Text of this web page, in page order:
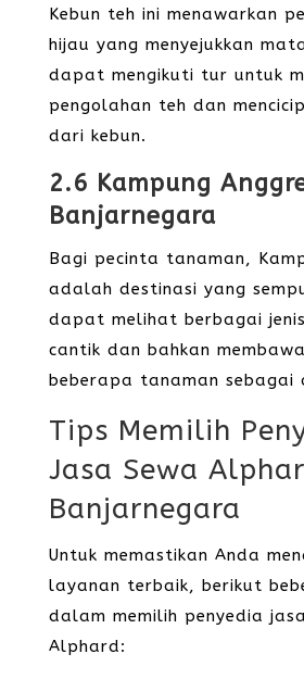
Kebun teh ini menawarkan
hijau yang menyejukkan
dapat mengikuti tur untuk
pengolahan teh dan
dari kebun.
2.6 Kampung
Banjarnegara
Bagi pecinta tanaman,
adalah destinasi yang
dapat melihat berbagai
cantik dan bahkan
beberapa tanaman sebagai
Tips Memilih
Jasa Sewa
Banjarnegara
Untuk memastikan Anda
layanan terbaik, berikut
dalam memilih penyedia
Alphard: